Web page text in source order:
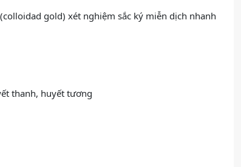
gold) xét nghiệm sắc ký miễn dịch nhanh
thanh, huyết tương